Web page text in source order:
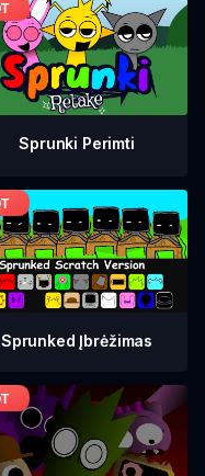
Sprunki Perimti
Sprunked Įbrėžimas